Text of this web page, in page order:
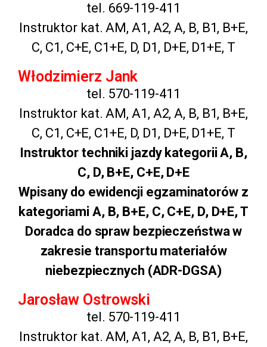
tel. 669-119-411
Instruktor kat. AM, A1, A2, A, B, B1, B+E,
C, C1, C+E, C1+E, D, D1, D+E, D1+E, T
Włodzimierz Jank
tel. 570-119-411
Instruktor kat. AM, A1, A2, A, B, B1, B+E,
C, C1, C+E, C1+E, D, D1, D+E, D1+E, T
Instruktor techniki jazdy kategorii A, B,
C, D, B+E, C+E, D+E
Wpisany do ewidencji egzaminatorów z
kategoriami A, B, B+E, C, C+E, D, D+E, T
Doradca do spraw bezpieczeństwa w
zakresie transportu materiałów
niebezpiecznych (ADR-DGSA)
Jarosław Ostrowski
tel. 570-119-411
Instruktor kat. AM, A1, A2, A, B, B1, B+E,